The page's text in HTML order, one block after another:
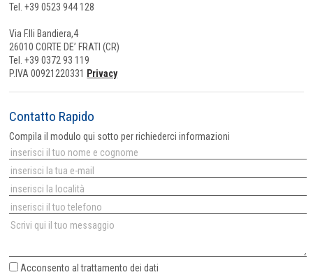
Tel. +39 0523 944 128
Via F.lli Bandiera,4
26010 CORTE DE’ FRATI (CR)
Tel. +39 0372 93 119
P.IVA 00921220331 Privacy
Contatto Rapido
Compila il modulo qui sotto per richiederci informazioni
Acconsento altrattamento dei dati